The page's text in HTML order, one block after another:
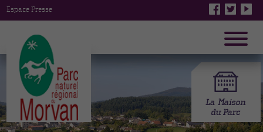
Espace Presse